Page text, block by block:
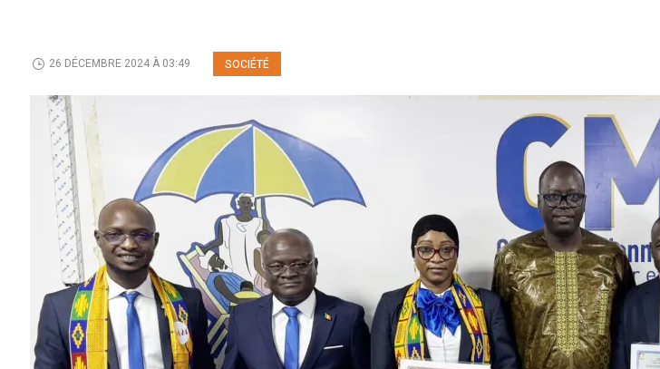
SOCIÉTÉ
26 DÉCEMBRE 2024 À 03:49